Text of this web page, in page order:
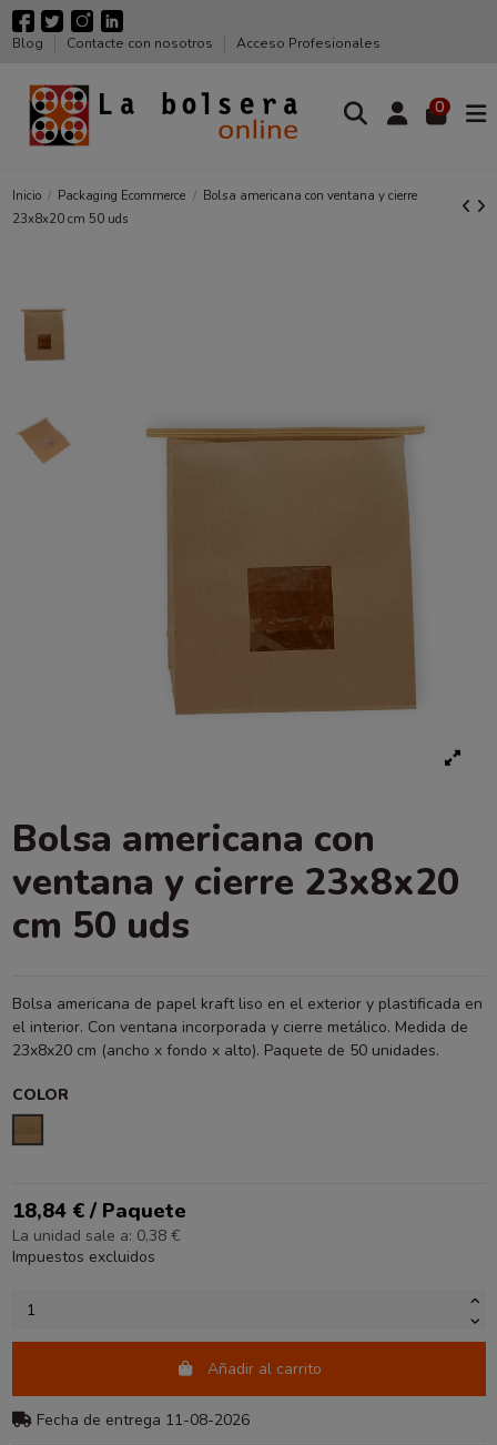
Blog Contacte con nosotros Acceso Profesionales
0
Inicio Packaging Ecommerce
Bolsa americana con ventana y cierre
23x8x20 cm 50 uds
Bolsa americana con
ventana y cierre 23x8x20
cm 50 uds
Bolsa americana de papel kraft liso en el exterior y plastificada en
el interior. Con ventana incorporada y cierre metálico. Medida de
23x8x20 cm (ancho x fondo x alto). Paquete de 50 unidades.
COLOR
18,84 € / Paquete
La unidad sale a: 0,38 €
Impuestos excluidos
Añadir al carrito
Fecha de entrega 11-08-2026